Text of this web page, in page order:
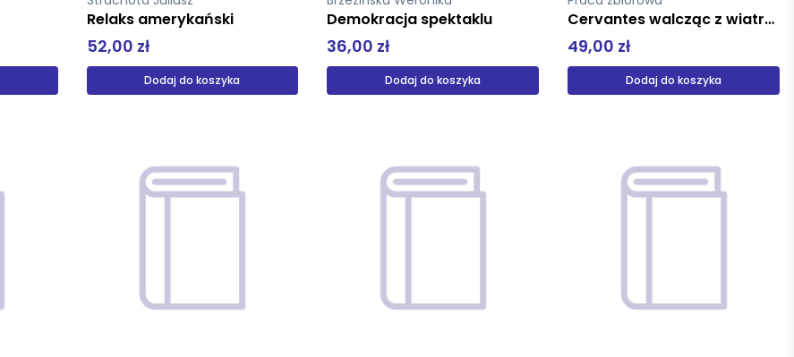
Relaks amerykański
52,00 zł
Dodaj do koszyka
Demokracja spektaklu
36,00 zł
Dodaj do koszyka
Cervantes walcząc z wiatrakami
49,00 zł
Dodaj do koszyka